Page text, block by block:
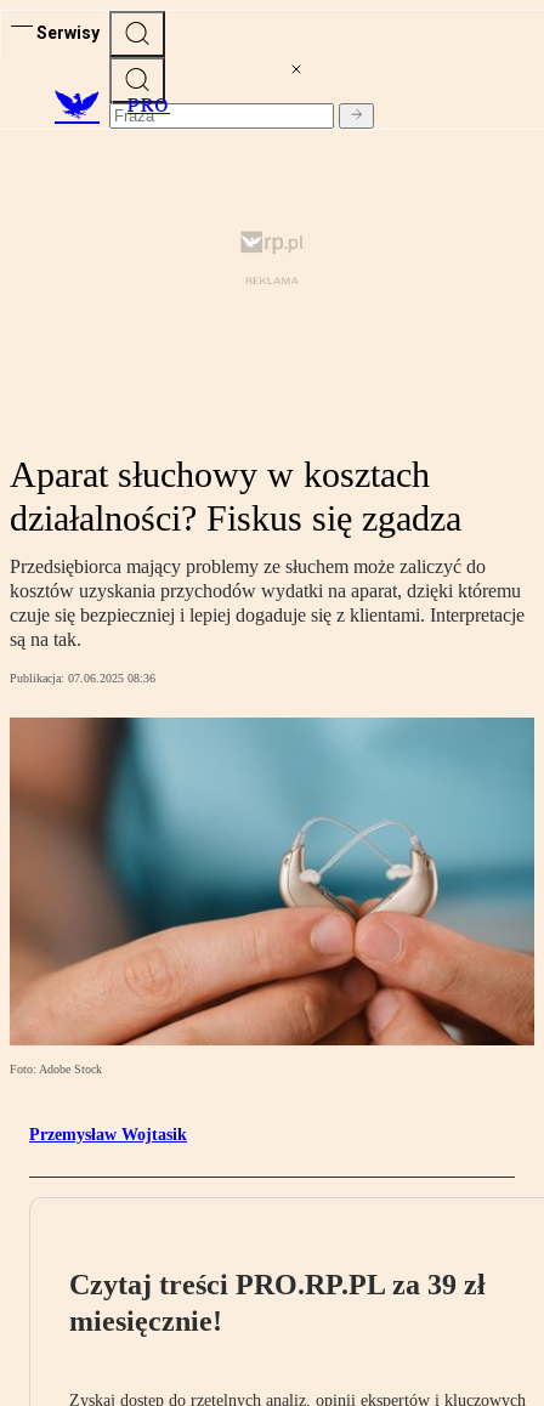
Serwisy
PRO
Aparat słuchowy w kosztach
działalności? Fiskus się zgadza
Przedsiębiorca mający problemy ze słuchem może zaliczyć do
kosztów uzyskania przychodów wydatki na aparat, dzięki któremu
czuje się bezpieczniej i lepiej dogaduje się z klientami. Interpretacje
są na tak.
Publikacja: 07.06.2025 08:36
Foto: Adobe Stock
Przemysław Wojtasik
Czytaj treści PRO.RP.PL za 39 zł
miesięcznie!
Zyskaj dostęp do rzetelnych analiz, opinii ekspertów i kluczowych